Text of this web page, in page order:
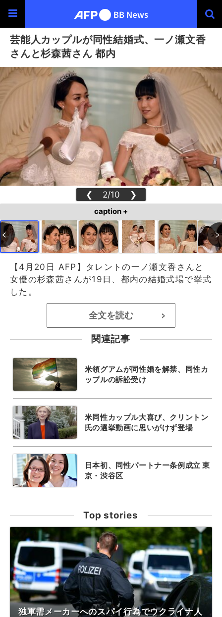
芸能人カップルが同性結婚式、一ノ瀬文香
さんと杉森茜さん 都内
❮ 2/10 ❯
caption +
【4月20日 AFP】タレントの一ノ瀬文香さんと
女優の杉森茜さんが19日、都内の結婚式場で挙式
した。
全文を読む >
関連記事
米領グアムが同性婚を解禁、同性カ
ップルの訴訟受け
米同性カップル大喜び、クリントン
氏の選挙動画に思いがけず登場
日本初、同性パートナー条例成立 東
京・渋谷区
Top stories
独軍需メーカーへのスパイ行為でウクライナ人